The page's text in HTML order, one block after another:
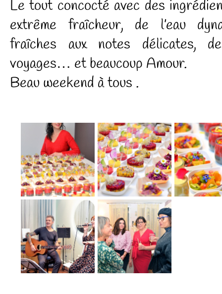
Le tout concocté avec des
extrême fraîcheur, de l’eau
fraîches aux notes délicates,
voyages… et beaucoup Amour.
Beau weekend à tous .